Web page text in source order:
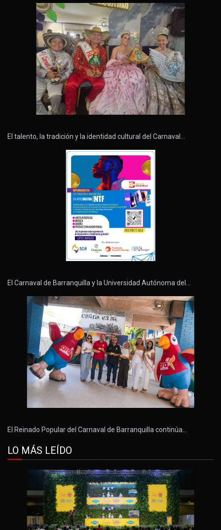
El talento, la tradición y la identidad cultural del Carnaval…
El Carnaval de Barranquilla y la Universidad Autónoma del…
El Reinado Popular del Carnaval de Barranquilla continúa…
LO MÁS LEÍDO